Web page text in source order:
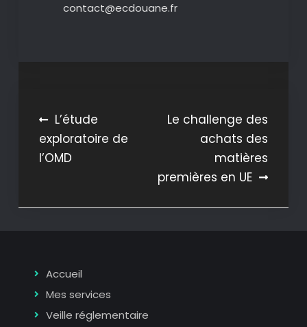
contact@ecdouane.fr
Navigation
de
l’article
L’étude
exploratoire de
l’OMD
Le challenge des
achats des
matières
premières en UE
Accueil
Mes services
Veille réglementaire